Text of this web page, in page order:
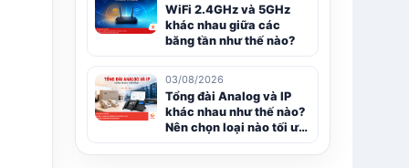
WiFi 2.4GHz và 5GHz
khác nhau giữa các
băng tần như thế nào?
03/08/2026
Tổng đài Analog và IP
khác nhau như thế nào?
Nên chọn loại nào tối ưu